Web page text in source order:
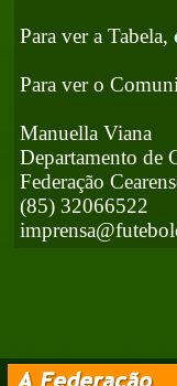
Para ver a Tabela,
Para ver o
Manuella Viana
Departamento de
Federação
(85) 32066522